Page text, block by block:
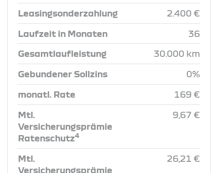
Leasingsonderzahlung 2.400 €
Laufzeit in Monaten 36
Gesamtlaufleistung 30.000 km
Gebundener Sollzins 0%
monatl. Rate 169 €
Mtl.
Versicherungsprämie
Ratenschutz4
9,67 €
Mtl.
Versicherungsprämie
26,21 €